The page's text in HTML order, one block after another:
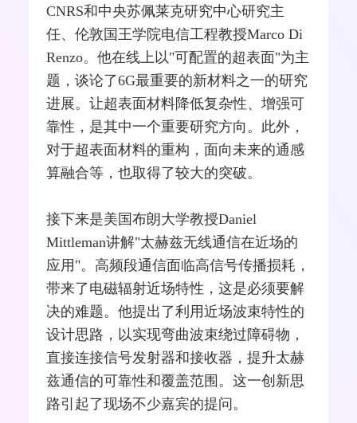
CNRS和中央苏佩莱克研究中心研究主
任、伦敦国王学院电信工程教授Marco Di
Renzo。他在线上以"可配置的超表面"为主
题，谈论了6G最重要的新材料之一的研究
进展。让超表面材料降低复杂性、增强可
靠性，是其中一个重要研究方向。此外，
对于超表面材料的重构，面向未来的通感
算融合等，也取得了较大的突破。
接下来是美国布朗大学教授Daniel
Mittleman讲解"太赫兹无线通信在近场的
应用"。高频段通信面临高信号传播损耗，
带来了电磁辐射近场特性，这是必须要解
决的难题。他提出了利用近场波束特性的
设计思路，以实现弯曲波束绕过障碍物，
直接连接信号发射器和接收器，提升太赫
兹通信的可靠性和覆盖范围。这一创新思
路引起了现场不少嘉宾的提问。